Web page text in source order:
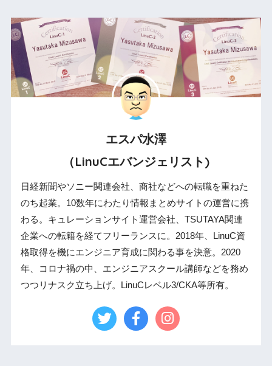
エスパ水澤
（LinuCエバンジェリスト)
日経新聞やソニー関連会社、商社などへの転職を重ねた
のち起業。10数年にわたり情報まとめサイトの運営に携
わる。キュレーションサイト運営会社、TSUTAYA関連
企業への転籍を経てフリーランスに。2018年、LinuC資
格取得を機にエンジニア育成に関わる事を決意。2020
年、コロナ禍の中、エンジニアスクール講師などを務め
つつリナスク立ち上げ。LinuCレベル3/CKA等所有。